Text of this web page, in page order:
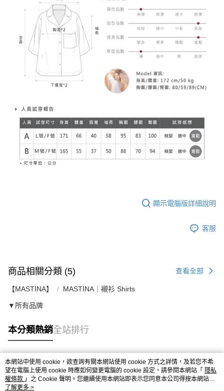
顯示電腦版詳細說明
客服
商品相關分類 (5) 查看全部
【MASTINA】 MASTINA｜襯衫 Shirts
▼所有品牌
本分類熱銷全站排行
熱門標籤
本網站中使用 cookie，欲查詢有關本網站使用 cookie 方式之詳情，及若您不希
望在電腦上使用 cookie 時應如何變更電腦的 cookie 設定，請參閱本網站「 隱私
權條款 」之 Cookie 聲明。您繼續使用本網站即表示您同意本公司得按本網站使
用條款之 Cookie 聲明使用 cookie。
了解更多 >